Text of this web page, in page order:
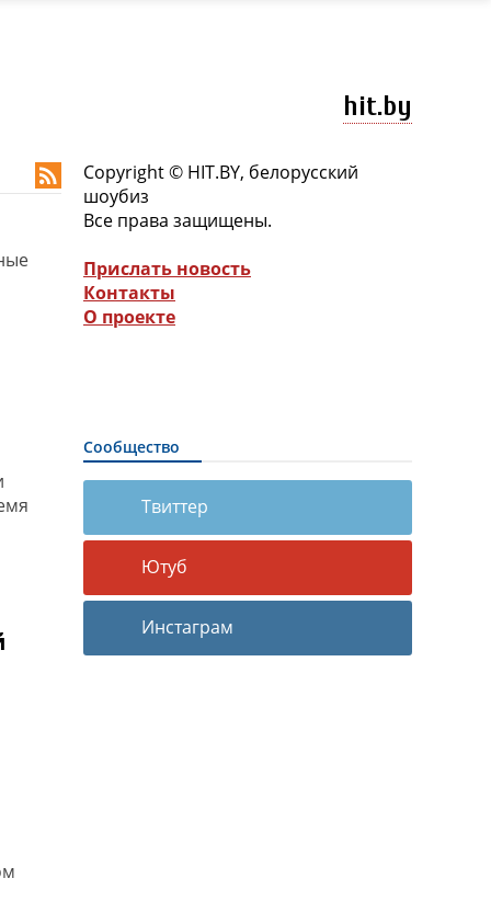
hit.by

Copyright © HIT.BY, белорусский
шоубиз
Все права защищены.
Прислать новость
Контакты
О проекте
Сообщество
Твиттер
Ютуб
Инстаграм